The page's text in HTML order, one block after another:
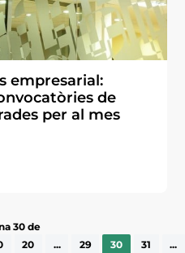
empresarial:
de
per al mes
30 de
20 ... 29 30 31 ...